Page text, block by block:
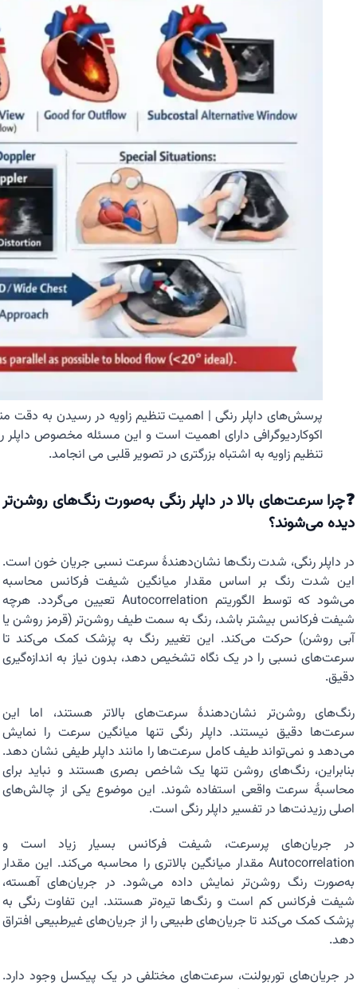
پرسش‌های داپلر رنگی | اهمیت تنظیم زاویه در رسیدن به دقت
اکوکاردیوگرافی دارای اهمیت است و این مسئله مخصوص
تنظیم زاویه به اشتباه بزرگتری در تصویر قلبی می انجامد.
❓چرا سرعت‌های بالا در داپلر رنگی به‌صورت رنگ‌های روشن‌تر
دیده می‌شوند؟
در داپلر رنگی، شدت رنگ‌ها نشان‌دهندهٔ سرعت نسبی جریان خون است.
این شدت رنگ بر اساس مقدار میانگین شیفت فرکانس محاسبه
می‌شود که توسط الگوریتم Autocorrelation تعیین می‌گردد. هرچه
شیفت فرکانس بیشتر باشد، رنگ به سمت طیف روشن‌تر (قرمز روشن یا
آبی روشن) حرکت می‌کند. این تغییر رنگ به پزشک کمک می‌کند تا
سرعت‌های نسبی را در یک نگاه تشخیص دهد، بدون نیاز به اندازه‌گیری
دقیق.
رنگ‌های روشن‌تر نشان‌دهندهٔ سرعت‌های بالاتر هستند، اما این
سرعت‌ها دقیق نیستند. داپلر رنگی تنها میانگین سرعت را نمایش
می‌دهد و نمی‌تواند طیف کامل سرعت‌ها را مانند داپلر طیفی نشان دهد.
بنابراین، رنگ‌های روشن تنها یک شاخص بصری هستند و نباید برای
محاسبهٔ سرعت واقعی استفاده شوند. این موضوع یکی از چالش‌های
اصلی رزیدنت‌ها در تفسیر داپلر رنگی است.
در جریان‌های پرسرعت، شیفت فرکانس بسیار زیاد است و
Autocorrelation مقدار میانگین بالاتری را محاسبه می‌کند. این مقدار
به‌صورت رنگ روشن‌تر نمایش داده می‌شود. در جریان‌های آهسته،
شیفت فرکانس کم است و رنگ‌ها تیره‌تر هستند. این تفاوت رنگی به
پزشک کمک می‌کند تا جریان‌های طبیعی را از جریان‌های غیرطبیعی افتراق
دهد.
در جریان‌های توربولنت، سرعت‌های مختلفی در یک پیکسل وجود دارد.